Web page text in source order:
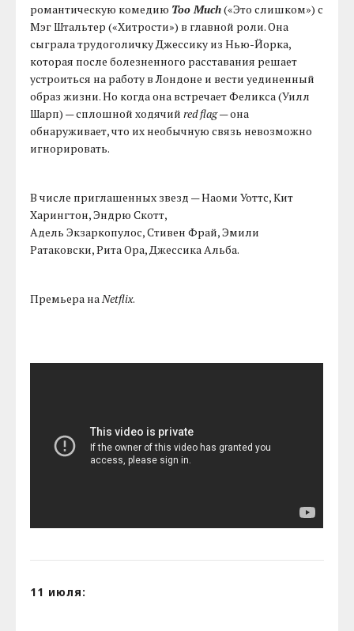
романтическую комедию Too Much(«Это слишком») с
Мэг Штальтер («Хитрости») в главной роли. Она
сыграла трудоголичку Джессику из Нью-Йорка,
которая после болезненного расставания решает
устроиться на работу в Лондоне и вести уединенный
образ жизни. Но когда она встречает Феликса (Уилл
Шарп) — сплошной ходячийred flag— она
обнаруживает, что их необычную связь невозможно
игнорировать.
В числе приглашенных звезд — Наоми Уоттс, Кит
Харингтон, Эндрю Скотт,
Адель Экзаркопулос, Стивен Фрай, Эмили
Ратаковски, Рита Ора, Джессика Альба.
Премьера наNetflix.
11 июля: